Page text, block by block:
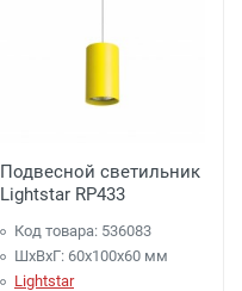
Подвесной светильник
Lightstar RP433
Код товара: 536083
ШхВхГ: 60x100x60 мм
Lightstar